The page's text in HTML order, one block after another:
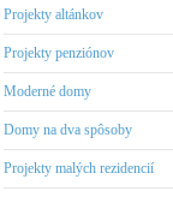
Projekty altánkov
Projekty penziónov
Moderné domy
Domy na dva spôsoby
Projekty malých rezidencií